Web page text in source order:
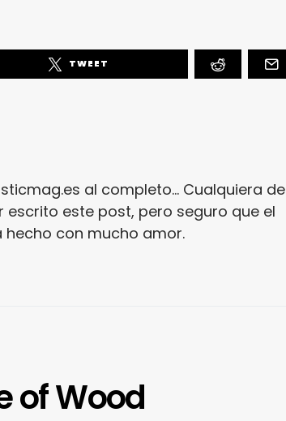
TWEET
al completo... Cualquiera de
este post, pero seguro que el
hecho con mucho amor.
of Wood